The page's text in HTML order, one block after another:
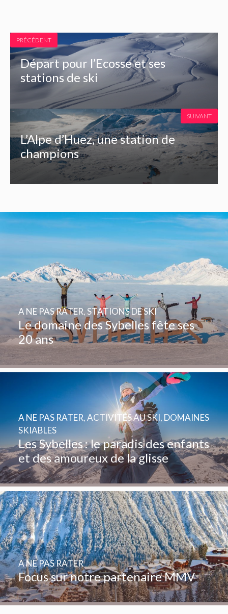
PRÉCÉDENT
Départ pour l’Ecosse et ses
stations de ski
L’Alpe d’Huez, une station de
champions
SUIVANT
Le domaine des Sybelles fête ses
20 ans
A NE PAS RATER,STATIONS DE SKI
Les Sybelles : le paradis des enfants
et des amoureux de la glisse
A NE PAS RATER,ACTIVITÉS AU SKI, DOMAINES
SKIABLES
Focus sur notre partenaire MMV
A NE PAS RATER